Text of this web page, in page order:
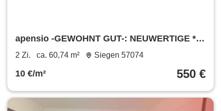
apensio -GEWOHNT GUT-: NEUWERTIGE *2
Zimmer-Wohnung in zentraler Lage
2 Zi. ca. 60,74 m² Siegen 57074
10 €/m² 550 €